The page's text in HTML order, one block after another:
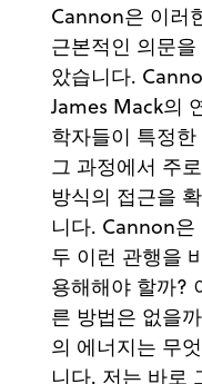
Cannon은 이러
근본적인 의문
았습니다.
James Mack의
학자들이 특정
그 과정에서 주
방식의 접근을
니다. Cannon
두 이런 관행을
용해해야 할까?
른 방법은 없을
의 에너지는 무
니다. 저는 바로